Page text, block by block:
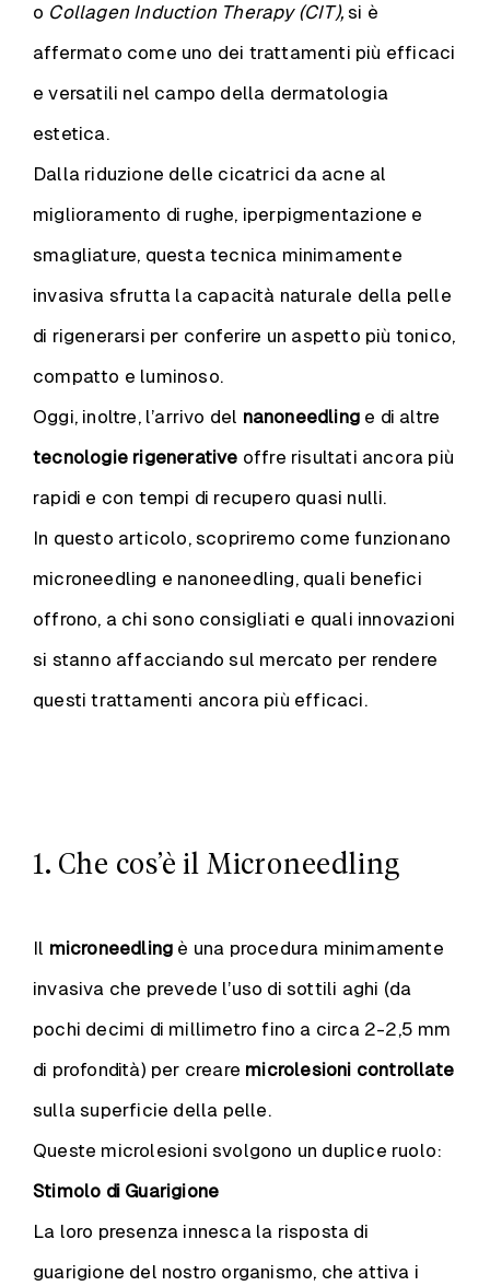
o Collagen Induction Therapy (CIT),si è
affermato come uno dei trattamenti più efficaci
e versatili nel campo della dermatologia
estetica.
Dalla riduzione delle cicatrici da acne al
miglioramento di rughe, iperpigmentazione e
smagliature, questa tecnica minimamente
invasiva sfrutta la capacità naturale della pelle
di rigenerarsi per conferire un aspetto più tonico,
compatto e luminoso.
Oggi, inoltre, l’arrivo del nanoneedling e di altre
tecnologie rigenerative offre risultati ancora più
rapidi e con tempi di recupero quasi nulli.
In questo articolo, scopriremo come funzionano
microneedling e nanoneedling, quali benefici
offrono, a chi sono consigliati e quali innovazioni
si stanno affacciando sul mercato per rendere
questi trattamenti ancora più efficaci.
1. Che cos’è il Microneedling
Il microneedling è una procedura minimamente
invasiva che prevede l’uso di sottili aghi (da
pochi decimi di millimetro fino a circa 2-2,5 mm
di profondità) per creare microlesioni controllate
sulla superficie della pelle.
Queste microlesioni svolgono un duplice ruolo:
Stimolo di Guarigione
La loro presenza innesca la risposta di
guarigione del nostro organismo, che attiva i